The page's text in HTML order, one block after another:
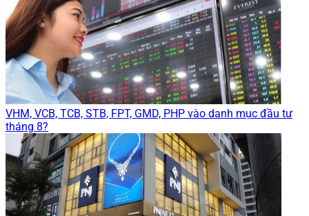
VHM, VCB, TCB, STB, FPT, GMD, PHP vào danh mục đầu tư
tháng 8?